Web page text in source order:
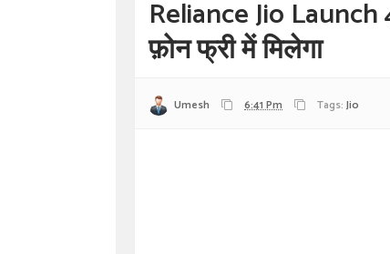
Reliance Jio
फ़ोन फ्री में मिलेगा
Umesh 6:41 Pm Tags: Jio